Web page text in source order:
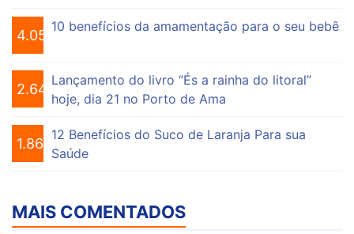
4.055
10 benefícios da amamentação para o seu bebê
2.646
Lançamento do livro “És a rainha do litoral”
hoje, dia 21 no Porto de Ama
1.863
12 Benefícios do Suco de Laranja Para sua
Saúde
MAIS COMENTADOS